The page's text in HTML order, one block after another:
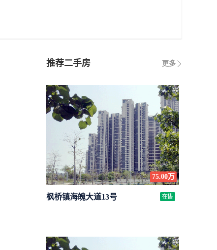
更多
推荐二手房
75.00万
枫桥镇海魄大道13号 在售